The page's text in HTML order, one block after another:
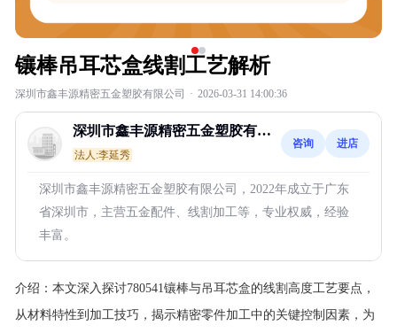
镶棒吊耳芯盒线割工艺解析
深圳市鑫丰源精密五金塑胶有限公司 · 2026-03-31 14:00:36
深圳市鑫丰源精密五金塑胶有限
公司
法人:李延秀
咨询 进店
深圳市鑫丰源精密五金塑胶有限公司，2022年成立于广东
省深圳市，主营五金配件、线割加工等，专业权威，经验
丰富。
介绍： 本文深入探讨780541镶棒与吊耳芯盒的线割高度工艺要点，
从材料特性到加工技巧，揭示精密零件加工中的关键控制因素，为